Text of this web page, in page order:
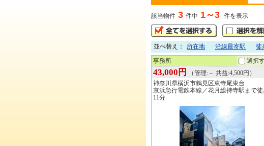
該当物件 3 件中 1～3 件を表示
並べ替え： 所在地 沿線最寄駅 徒
事務所 選択
43,000円
（管理:－ 共益:4,500円）
神奈川県横浜市鶴見区東寺尾東台
京浜急行電鉄本線／花月総持寺駅まで
11分